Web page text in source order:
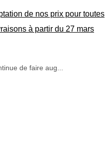
de nos prix pour toutes
à partir du 27 mars
de faire aug...